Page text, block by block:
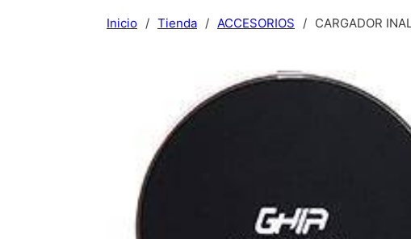
Inicio / Tienda / ACCESORIOS / CARGADOR